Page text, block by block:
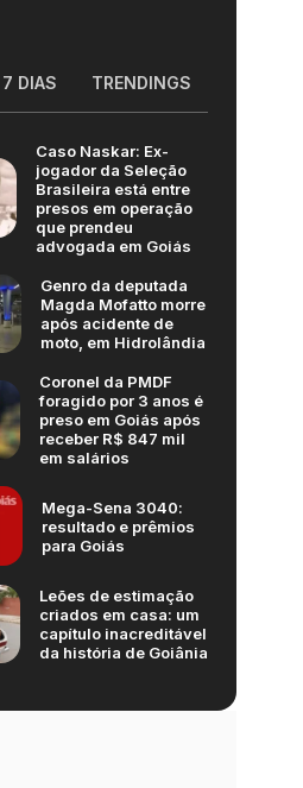
7 DIAS TRENDINGS
Caso Naskar: Ex-
jogador da Seleção
Brasileira está entre
presos em operação
que prendeu
advogada em Goiás
Genro da deputada
Magda Mofatto morre
após acidente de
moto, em Hidrolândia
Coronel da PMDF
foragido por 3 anos é
preso em Goiás após
receber R$ 847 mil
em salários
Mega-Sena 3040:
resultado e prêmios
para Goiás
Leões de estimação
criados em casa: um
capítulo inacreditável
da história de Goiânia